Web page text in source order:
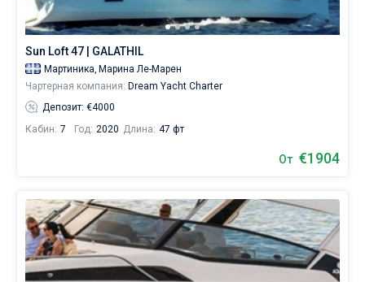
Sun Loft 47 | GALATHIL
Мартиника, Марина Ле-Марен
Чартерная компания: Dream Yacht Charter
Депозит: €4000
Кабин: 7 Год: 2020 Длина: 47 фт
От €1904